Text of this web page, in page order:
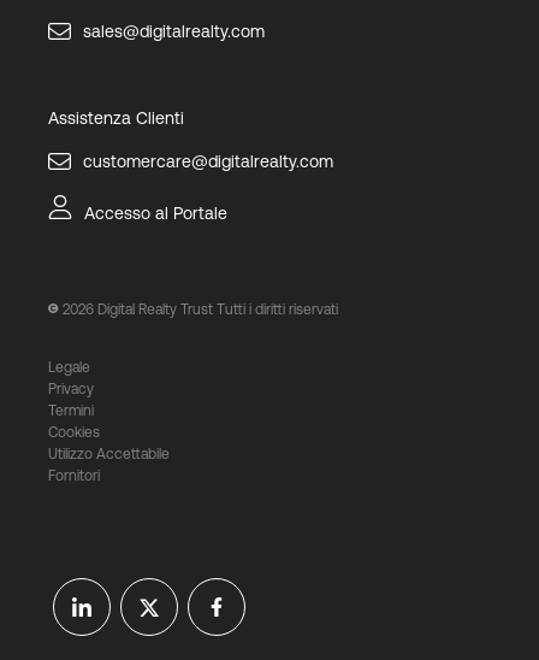
sales@digitalrealty.com
Assistenza Clienti
customercare@digitalrealty.com
Accesso al Portale
2026 Digital Realty Trust Tutti i diritti riservati
Legale
Privacy
Termini
Cookies
Utilizzo Accettabile
Fornitori